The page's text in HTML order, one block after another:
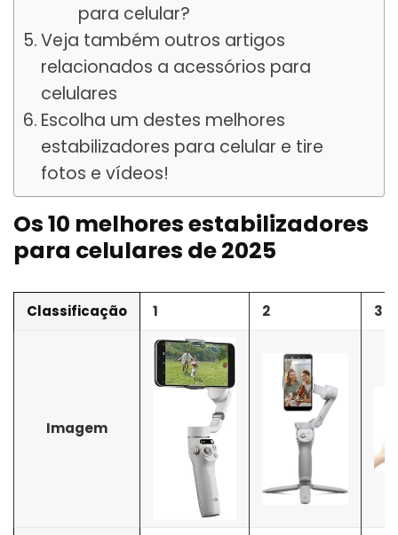
para celular?
Veja também outros artigos
relacionados a acessórios para
celulares
Escolha um destes melhores
estabilizadores para celular e tire
fotos e vídeos!
Os 10 melhores estabilizadores
para celulares de 2025
Classificação 1 2 3
Imagem